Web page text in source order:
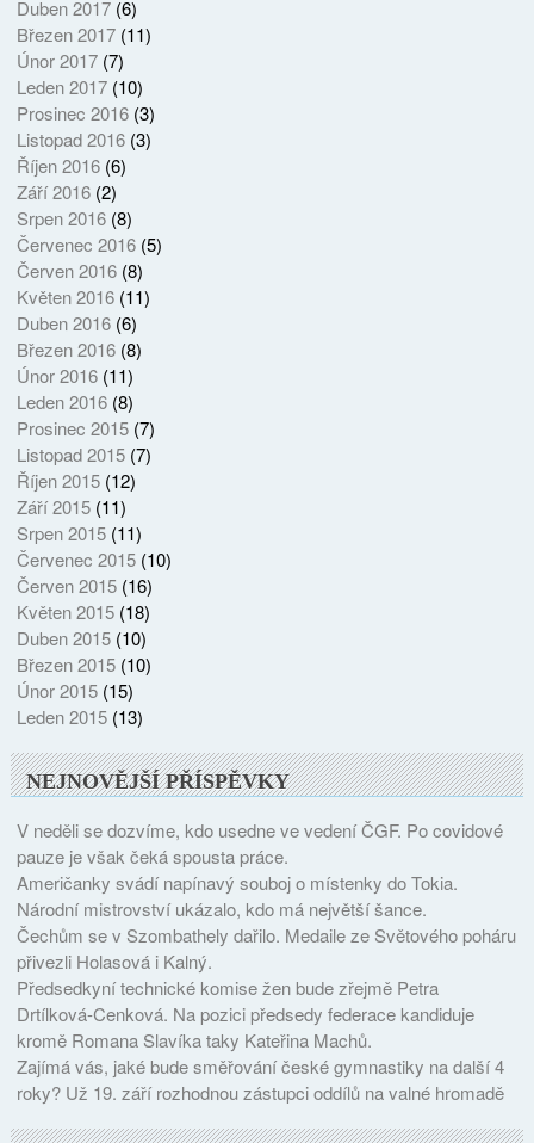
Duben 2017(6)
Březen 2017(11)
Únor 2017(7)
Leden 2017(10)
Prosinec 2016(3)
Listopad 2016(3)
Říjen 2016(6)
Září 2016(2)
Srpen 2016(8)
Červenec 2016(5)
Červen 2016(8)
Květen 2016(11)
Duben 2016(6)
Březen 2016(8)
Únor 2016(11)
Leden 2016(8)
Prosinec 2015(7)
Listopad 2015(7)
Říjen 2015(12)
Září 2015(11)
Srpen 2015(11)
Červenec 2015(10)
Červen 2015(16)
Květen 2015(18)
Duben 2015(10)
Březen 2015(10)
Únor 2015(15)
Leden 2015(13)
NEJNOVĚJŠÍ PŘÍSPĚVKY
V neděli se dozvíme, kdo usedne ve vedení ČGF. Po covidové
pauze je však čeká spousta práce.
Američanky svádí napínavý souboj o místenky do Tokia.
Národní mistrovství ukázalo, kdo má největší šance.
Čechům se v Szombathely dařilo. Medaile ze Světového poháru
přivezli Holasová i Kalný.
Předsedkyní technické komise žen bude zřejmě Petra
Drtílková-Cenková. Na pozici předsedy federace kandiduje
kromě Romana Slavíka taky Kateřina Machů.
Zajímá vás, jaké bude směřování české gymnastiky na další 4
roky? Už 19. září rozhodnou zástupci oddílů na valné hromadě